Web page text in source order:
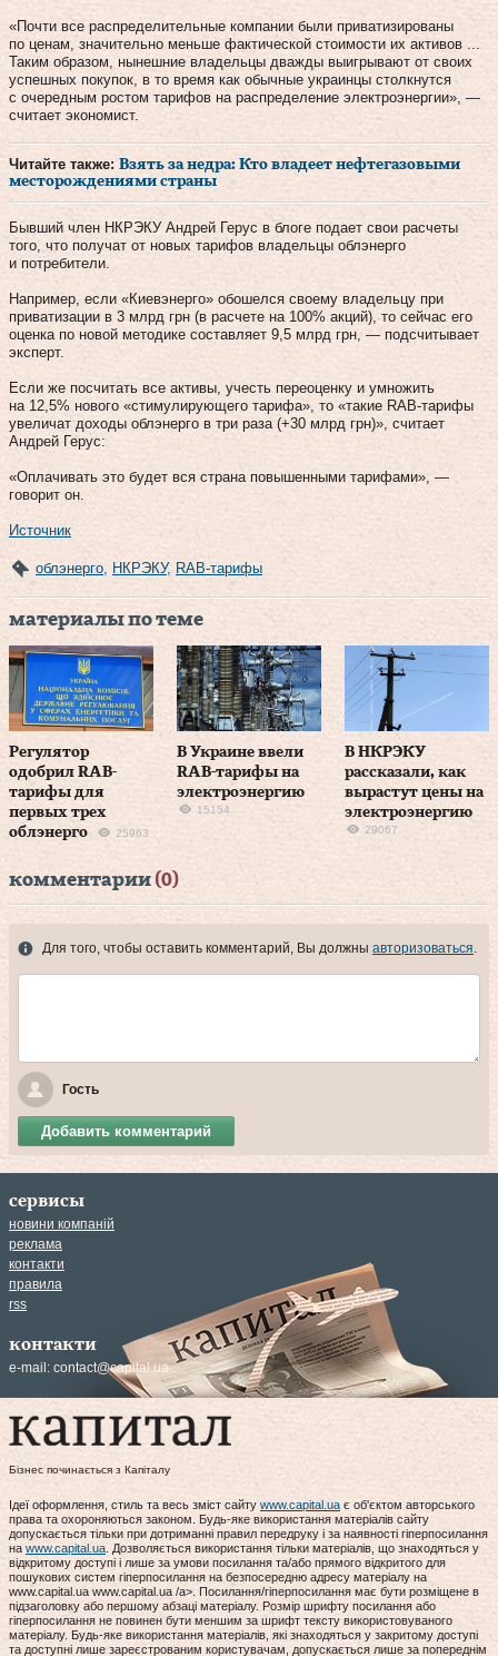
«Почти все распределительные компании были приватизированы
по ценам, значительно меньше фактической стоимости их активов ...
Таким образом, нынешние владельцы дважды выигрывают от своих
успешных покупок, в то время как обычные украинцы столкнутся
с очередным ростом тарифов на распределение электроэнергии», —
считает экономист.
Читайте также: Взять за недра: Кто владеет нефтегазовыми
месторождениями страны
Бывший член НКРЭКУ Андрей Герус в блоге подает свои расчеты
того, что получат от новых тарифов владельцы облэнерго
и потребители.
Например, если «Киевэнерго» обошелся своему владельцу при
приватизации в 3 млрд грн (в расчете на 100% акций), то сейчас его
оценка по новой методике составляет 9,5 млрд грн, — подсчитывает
эксперт.
Если же посчитать все активы, учесть переоценку и умножить
на 12,5% нового «стимулирующего тарифа», то «такие RAB-тарифы
увеличат доходы облэнерго в три раза (+30 млрд грн)», считает
Андрей Герус:
«Оплачивать это будет вся страна повышенными тарифами», —
говорит он.
Источник
облэнерго НКРЭКУ, RAB-тарифы
материалы по теме
Регулятор
одобрил RAB-
тарифы для
первых трех
облэнерго
25963
В Украине ввели
RAB-тарифы на
электроэнергию
15154
В НКРЭКУ
рассказали, как
вырастут цены на
электроэнергию
29067
комментарии (0)
Для того, чтобы оставить комментарий, Вы должны авторизоваться.
Гость
Добавить комментарий
сервисы
новини компаній
реклама
контакти
правила
rss
контакти
e-mail: contact@capital.ua
Бізнес починається з Капіталу
Ідеї оформлення, стиль та весь зміст сайту www.capital.uaє об'єктом авторського
права та охороняються законом. Будь-яке використання матеріалів сайту
допускається тільки при дотриманні правил передруку і за наявності гіперпосилання
на www.capital.ua. Дозволяється використання тільки матеріалів, що знаходяться у
відкритому доступі і лише за умови посилання та/або прямого відкритого для
пошукових систем гіперпосилання на безпосередню адресу матеріалу на
www.capital.ua www.capital.ua /a>. Посилання/гіперпосилання має бути розміщене в
підзаголовку або першому абзаці матеріалу. Розмір шрифту посилання або
гіперпосилання не повинен бути меншим за шрифт тексту використовуваного
матеріалу. Будь-яке використання матеріалів, які знаходяться у закритому доступі
та доступні лише зареєстрованим користувачам, допускається лише за попереднім